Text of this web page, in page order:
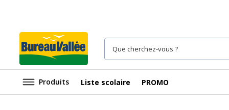
Produits Liste scolaire PROMO